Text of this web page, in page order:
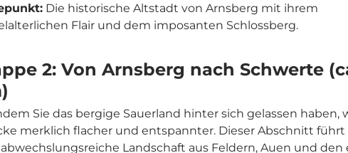
Die historische Altstadt von Arnsberg mit ihrem
Flair und dem imposanten Schlossberg.
2: Von Arnsberg nach Schwerte
Sie das bergige Sauerland hinter sich gelassen haben,
merklich flacher und entspannter. Dieser Abschnitt führt
Landschaft aus Feldern, Auen und den